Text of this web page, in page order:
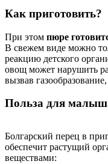
Как приготовить?
При этом пюре
В свежем виде можно
реакцию детского
овощ может нарушить
вызвав
Польза для
Болгарский перец в
обеспечит растущий
веществами: